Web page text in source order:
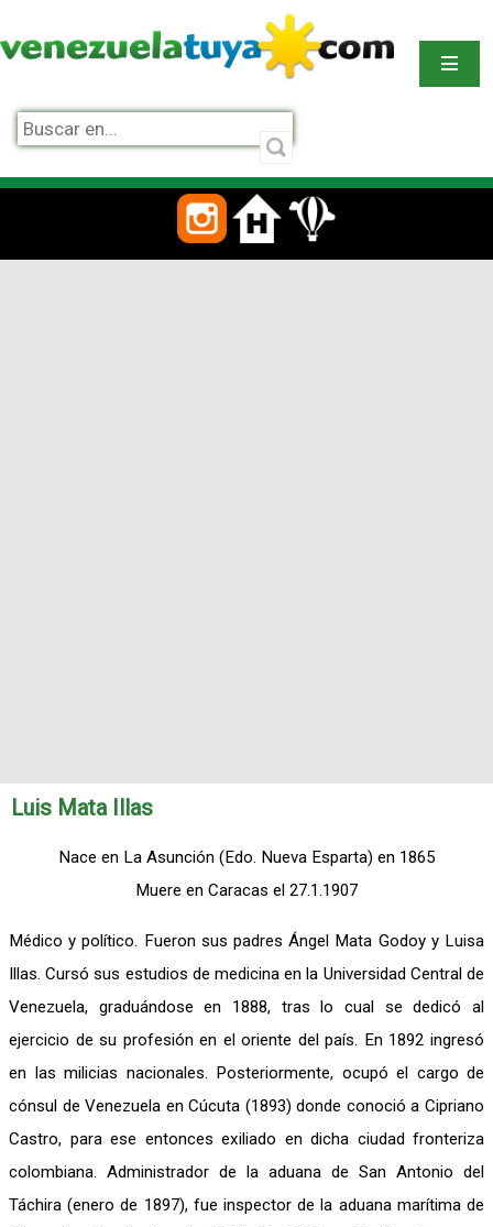
Luis Mata Illas
Nace en La Asunción (Edo. Nueva Esparta) en 1865
Muere en Caracas el 27.1.1907
Médico y político. Fueron sus padres Ángel Mata Godoy y Luisa
Illas. Cursó sus estudios de medicina en la Universidad Central de
Venezuela, graduándose en 1888, tras lo cual se dedicó al
ejercicio de su profesión en el oriente del país. En 1892 ingresó
en las milicias nacionales. Posteriormente, ocupó el cargo de
cónsul de Venezuela en Cúcuta (1893) donde conoció a Cipriano
Castro, para ese entonces exiliado en dicha ciudad fronteriza
colombiana. Administrador de la aduana de San Antonio del
Táchira (enero de 1897), fue inspector de la aduana marítima de